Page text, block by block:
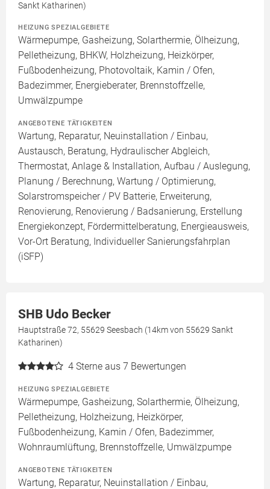
Sankt Katharinen)
HEIZUNG SPEZIALGEBIETE
Wärmepumpe, Gasheizung, Solarthermie, Ölheizung,
Pelletheizung, BHKW, Holzheizung, Heizkörper,
Fußbodenheizung, Photovoltaik, Kamin / Ofen,
Badezimmer, Energieberater, Brennstoffzelle,
Umwälzpumpe
ANGEBOTENE TÄTIGKEITEN
Wartung, Reparatur, Neuinstallation / Einbau,
Austausch, Beratung, Hydraulischer Abgleich,
Thermostat, Anlage & Installation, Aufbau / Auslegung,
Planung / Berechnung, Wartung / Optimierung,
Solarstromspeicher / PV Batterie, Erweiterung,
Renovierung, Renovierung / Badsanierung, Erstellung
Energiekonzept, Fördermittelberatung, Energieausweis,
Vor-Ort Beratung, Individueller Sanierungsfahrplan
(iSFP)
SHB Udo Becker
Hauptstraße 72, 55629 Seesbach (14km von 55629 Sankt
Katharinen)
4 Sterne aus 7 Bewertungen
HEIZUNG SPEZIALGEBIETE
Wärmepumpe, Gasheizung, Solarthermie, Ölheizung,
Pelletheizung, Holzheizung, Heizkörper,
Fußbodenheizung, Kamin / Ofen, Badezimmer,
Wohnraumlüftung, Brennstoffzelle, Umwälzpumpe
ANGEBOTENE TÄTIGKEITEN
Wartung, Reparatur, Neuinstallation / Einbau,